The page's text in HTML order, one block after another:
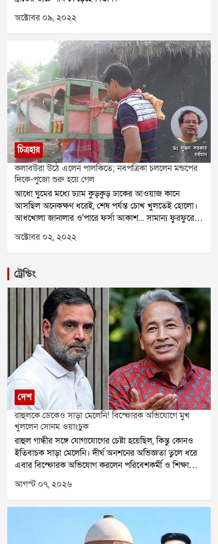
অক্টোবর ০৯, ২০২২
চিত্রহার
কলাবউরা উঠে এলেন পালকিতে; নবপত্রিকা চললেন মন্ডপের
দিকে-পুজো শুরু হয়ে গেল
আধো ঘুমের মধ্যে ঢ্যাম কুড়কুড় ঢাকের আওয়াজ কানে
আসছিল অনেকক্ষণ ধরেই, শেষ পর্যন্ত চোখ খুলতেই হোলো।
আধখোলা জানালার ও'পারে ফর্সা আকাশ... সামান্য ফুরফুরে
হাওয়া ... মনে পড়ে গেল আজ সপ্তমী--- সাড়ে ছ'টার মধ্যে স্নান
সেরে তৈরী হয়ে নেওয়া চাই, ঠিক সাতটায় কলাবউ স্নান করিয়ে
ঘট আনতে যেতে হবে।
অক্টোবর ০২, ২০২২
ট্রেন্ডিং
দেশ
রাহুলকে ডেকেও সাড়া মেলেনি! বিস্ফোরক অভিযোগে মুখ
খুললেন সোনম ওয়াংচুক
রাহুল গান্ধীর সঙ্গে যোগাযোগের চেষ্টা হয়েছিল, কিন্তু কোনও
ইতিবাচক সাড়া মেলেনি। দীর্ঘ অনশনের অভিজ্ঞতা তুলে ধরে
এবার বিস্ফোরক অভিযোগ করলেন পরিবেশকর্মী ও শিক্ষাবিদ
সোনম ওয়াংচুক। শুধু রাহুল গান্ধী নন, কেন্দ্রীয় মন্ত্রীদের দেওয়া
প্রতিশ্রুতিও রক্ষা করা হয়নি বলে দাবি করেছেন তিনি। সেই
কারণেই এখন সব রাজনৈতিক নেতার উপর থেকে তাঁর আস্থা
উঠে গিয়েছে বলে জানিয়েছেন সোনম।নিট প্রশ্নফাঁসের প্রতিবাদ
এবং দেশের শিক্ষা ব্যবস্থায় সংস্কারের দাবিতে যন্তর মন্তরে
টানা ছাব্বিশ দিন অনশন করেছিলেন সোনম ওয়াংচুক। সম্প্রতি
আগস্ট ০৭, ২০২৬